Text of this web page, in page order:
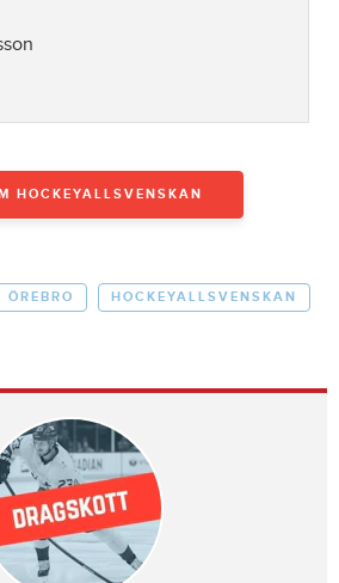
HOCKEYALLSVENSKAN
ÖREBRO HOCKEYALLSVENSKAN